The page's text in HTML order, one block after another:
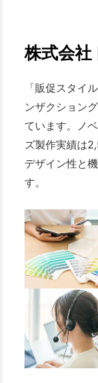
株式会社
「販促スタイ
ンザクション
ています。ノ
ズ製作実績は
デザイン性と
す。